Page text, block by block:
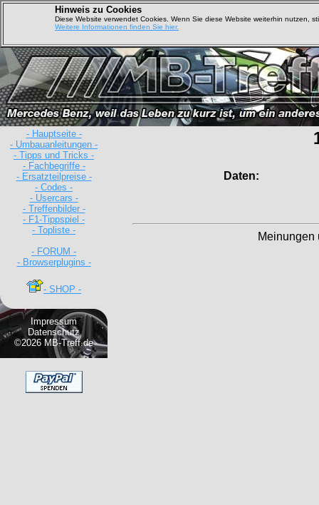
Hinweis zu Cookies
Diese Website verwendet Cookies. Wenn Sie diese Website weiterhin nutzen,
Weitere Informationen finden Sie hier.
- Hauptseite -
- Umbauanleitungen -
- Tipps und Tricks -
- Fachbegriffe -
- Ersatzteilpreise -
- Codes -
- Usercars -
- Treffenbilder -
- F1-Tippspiel -
- Topliste -
- FORUM -
- Browserplugins -
- SHOP -
Impressum
Datenschutz
©2026 MB-Treff.de
Daten:
Meinungen